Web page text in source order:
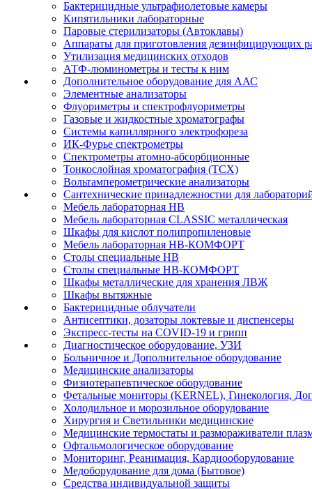
Бактерицидные ультрафиолетовые камеры
Кипятильники лабораторные
Паровые стерилизаторы (Автоклавы)
Аппараты для приготовления дезинфицирующих
Утилизация медицинских отходов
АТФ-люминометры и тесты к ним
Дополнительное оборудование для ААС
Элементные анализаторы
Флуориметры и спектрофлуориметры
Газовые и жидкостные хроматографы
Системы капиллярного электрофореза
ИК-Фурье спектрометры
Спектрометры атомно-абсорбционные
Тонкослойная хроматография (ТСХ)
Вольтамперометрические анализаторы
Сантехнические принадлежностии для
Мебель лабораторная НВ
Мебель лабораторная CLASSIC металлическая
Шкафы для кислот полипропиленовые
Мебель лабораторная НВ-КОМФОРТ
Столы специальные НВ
Столы специальные НВ-КОМФОРТ
Шкафы металлические для хранения ЛВЖ
Шкафы вытяжные
Бактерицидные облучатели
Антисептики, дозаторы локтевые и диспенсеры
Экспресс-тесты на COVID-19 и грипп
Диагностическое оборудование, УЗИ
Больничное и Дополнительное оборудование
Медицинские анализаторы
Физиотерапевтическое оборудование
Фетальные мониторы (KERNEL), Гинекология,
Холодильное и морозильное оборудование
Хирургия и Светильники медицинские
Медицинские термостаты и размораживатели
Офтальмологическое оборудование
Мониторинг, Реанимация, Кардиооборудование
Медоборудование для дома (Бытовое)
Средства индивидуальной защиты